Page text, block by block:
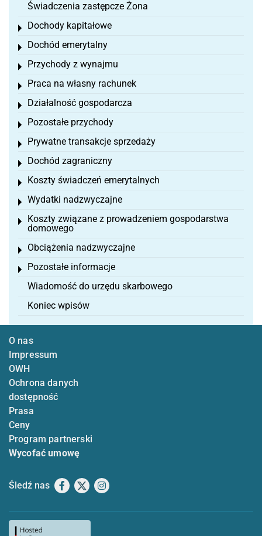
Świadczenia zastępcze Żona
Dochody kapitałowe
Toggle menu
Dochód emerytalny
Toggle menu
Przychody z wynajmu
Toggle menu
Praca na własny rachunek
Toggle menu
Działalność gospodarcza
Toggle menu
Pozostałe przychody
Toggle menu
Prywatne transakcje sprzedaży
Toggle menu
Dochód zagraniczny
Toggle menu
Koszty świadczeń emerytalnych
Toggle menu
Wydatki nadzwyczajne
Toggle menu
Koszty związane z prowadzeniem gospodarstwa
domowego
Toggle menu
Obciążenia nadzwyczajne
Toggle menu
Pozostałe informacje
Toggle menu
Wiadomość do urzędu skarbowego
Koniec wpisów
O nas
Impressum
OWH
Ochrona danych
dostępność
Prasa
Ceny
Program partnerski
Wycofać umowę
Śledź nas Facebook
X Instagram